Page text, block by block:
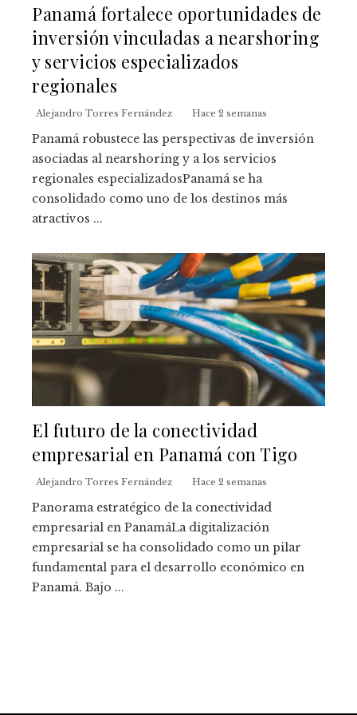
Panamá fortalece oportunidades de
inversión vinculadas a nearshoring
y servicios especializados
regionales
Alejandro Torres Fernández Hace 2 semanas
Panamá robustece las perspectivas de inversión
asociadas al nearshoring y a los servicios
regionales especializadosPanamá se ha
consolidado como uno de los destinos más
atractivos ...
El futuro de la conectividad
empresarial en Panamá con Tigo
Alejandro Torres Fernández Hace 2 semanas
Panorama estratégico de la conectividad
empresarial en PanamáLa digitalización
empresarial se ha consolidado como un pilar
fundamental para el desarrollo económico en
Panamá. Bajo ...